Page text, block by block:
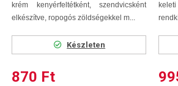
krém kenyérfeltétként, szendvicsként
elkészítve, ropogós zöldségekkel m...
Készleten
870 Ft